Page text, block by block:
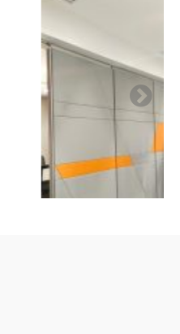
BANDUNG, BEKASI,